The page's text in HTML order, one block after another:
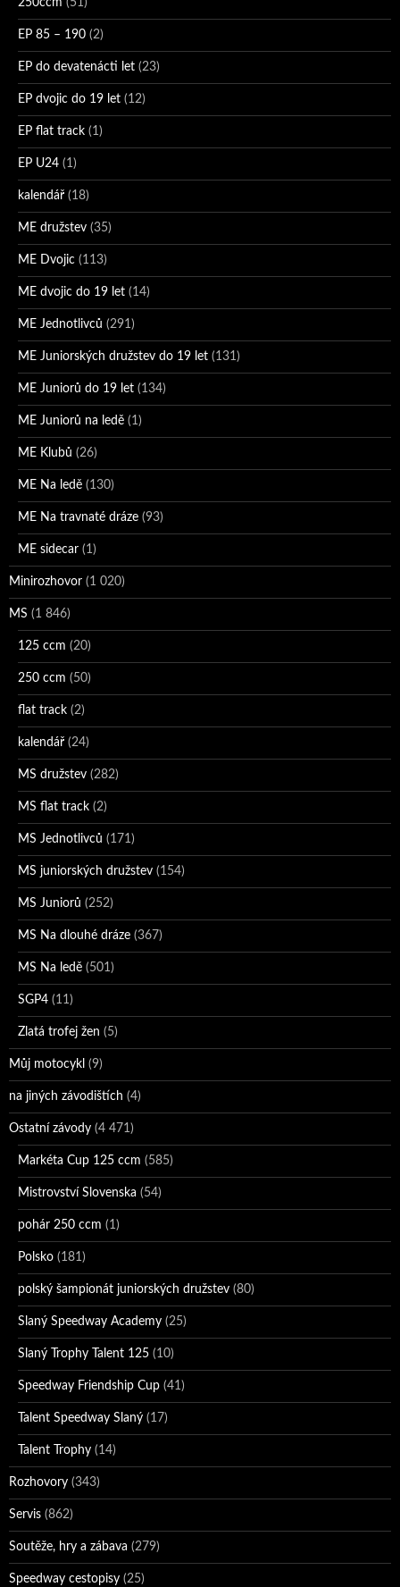
250ccm (51)
EP 85 – 190 (2)
EP do devatenácti let (23)
EP dvojic do 19 let (12)
EP flat track (1)
EP U24 (1)
kalendář (18)
ME družstev (35)
ME Dvojic (113)
ME dvojic do 19 let (14)
ME Jednotlivců (291)
ME Juniorských družstev do 19 let (131)
ME Juniorů do 19 let (134)
ME Juniorů na ledě (1)
ME Klubů (26)
ME Na ledě (130)
ME Na travnaté dráze (93)
ME sidecar (1)
Minirozhovor (1 020)
MS (1 846)
125 ccm (20)
250 ccm (50)
flat track (2)
kalendář (24)
MS družstev (282)
MS flat track (2)
MS Jednotlivců (171)
MS juniorských družstev (154)
MS Juniorů (252)
MS Na dlouhé dráze (367)
MS Na ledě (501)
SGP4 (11)
Zlatá trofej žen (5)
Můj motocykl (9)
na jiných závodištích (4)
Ostatní závody (4 471)
Markéta Cup 125 ccm (585)
Mistrovství Slovenska (54)
pohár 250 ccm (1)
Polsko (181)
polský šampionát juniorských družstev (80)
Slaný Speedway Academy (25)
Slaný Trophy Talent 125 (10)
Speedway Friendship Cup (41)
Talent Speedway Slaný (17)
Talent Trophy (14)
Rozhovory (343)
Servis (862)
Soutěže, hry a zábava (279)
Speedway cestopisy (25)